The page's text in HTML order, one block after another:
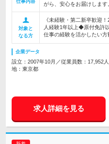
仕事内容 がら、安心をお届けします
対象と
なる方
《未経験・第二新卒歓迎
人経験1年以上◆原付免許
仕事の経験を活かしたい方
企業データ
設立：2007年10月／従業員数：17,952
地：東京都
求人詳細を見る